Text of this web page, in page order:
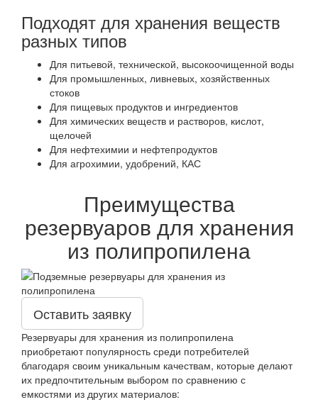
Подходят для хранения веществ
разных типов
Для питьевой, технической, высокоочищенной воды
Для промышленных, ливневых, хозяйственных
стоков
Для пищевых продуктов и ингредиентов
Для химических веществ и растворов, кислот,
щелочей
Для нефтехимии и нефтепродуктов
Для агрохимии, удобрений, КАС
Преимущества
резервуаров для хранения
из полипропилена
Оставить заявку
Резервуары для хранения из полипропилена
приобретают популярность среди потребителей
благодаря своим уникальным качествам, которые делают
их предпочтительным выбором по сравнению с
емкостями из других материалов: